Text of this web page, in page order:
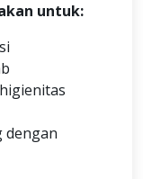
untuk:
dengan